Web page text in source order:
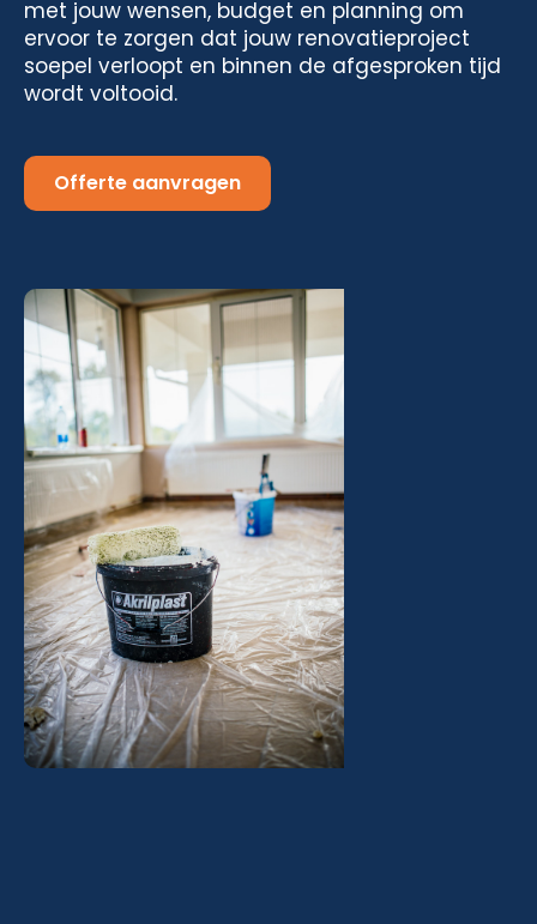
met jouw wensen, budget en planning om
ervoor te zorgen dat jouw renovatieproject
soepel verloopt en binnen de afgesproken tijd
wordt voltooid.
Offerte aanvragen